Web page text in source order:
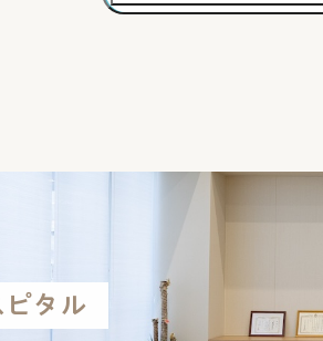
、個人情報を知らせる必要があります
長
ピタル